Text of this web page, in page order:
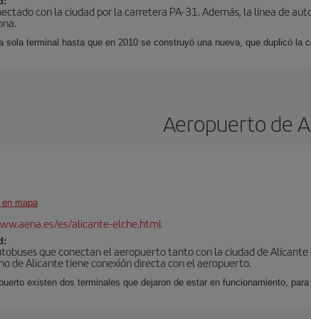
con la ciudad por la carretera PA-31. Además, la línea de
sola terminal hasta que en 2010 se construyó una nueva, que duplicó la
Aeropuerto de
en mapa
es/alicante-elche.html
que conectan el aeropuerto tanto con la ciudad de
de Alicante tiene conexión directa con el aeropuerto.
existen dos terminales que dejaron de estar en funcionamiento,